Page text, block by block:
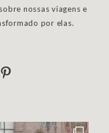
nossas viagens e
por elas.